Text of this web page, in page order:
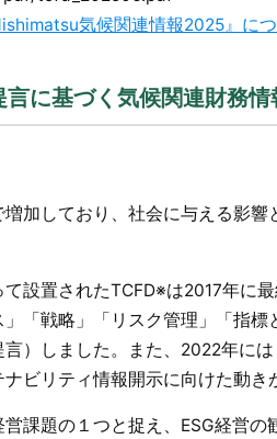
気候関連情報2025』に
に基づく気候関連財務情
加しており、社会に与える影
設置されたTCFD※は2017年に
「戦略」「リスク管理」「指
）しました。また、2022年に
ビリティ情報開示に向けた動き
課題の１つと捉え、ESG経営